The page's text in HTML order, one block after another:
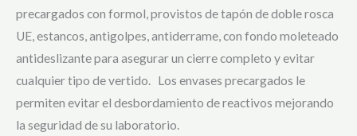
precargados con formol, provistos de tapón de doble rosca
UE, estancos, antigolpes, antiderrame, con fondo moleteado
antideslizante para asegurar un cierre completo y evitar
cualquier tipo de vertido. Los envases precargados le
permiten evitar el desbordamiento de reactivos mejorando
la seguridad de su laboratorio.